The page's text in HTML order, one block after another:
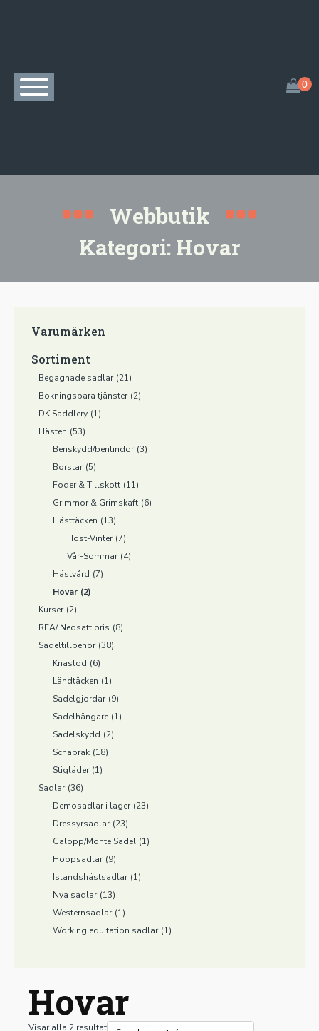
Webbutik
Kategori: Hovar
Varumärken
Sortiment
Begagnade sadlar (21)
Bokningsbara tjänster (2)
DK Saddlery (1)
Hästen (53)
Benskydd/benlindor (3)
Borstar (5)
Foder & Tillskott (11)
Grimmor & Grimskaft (6)
Hästtäcken (13)
Höst-Vinter (7)
Vår-Sommar (4)
Hästvård (7)
Hovar (2)
Kurser (2)
REA/ Nedsatt pris (8)
Sadeltillbehör (38)
Knästöd (6)
Ländtäcken (1)
Sadelgjordar (9)
Sadelhängare (1)
Sadelskydd (2)
Schabrak (18)
Stigläder (1)
Sadlar (36)
Demosadlar i lager (23)
Dressyrsadlar (23)
Galopp/Monte Sadel (1)
Hoppsadlar (9)
Islandshästsadlar (1)
Nya sadlar (13)
Westernsadlar (1)
Working equitation sadlar (1)
Hovar
Visar alla 2 resultat